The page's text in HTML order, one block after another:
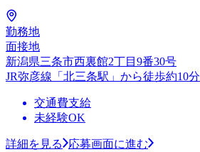
勤務地
面接地
新潟県三条市西裏館2丁目9番30号
JR弥彦線「北三条駅」から徒歩約10分
交通費支給
未経験OK
詳細を見る 応募画面に進む